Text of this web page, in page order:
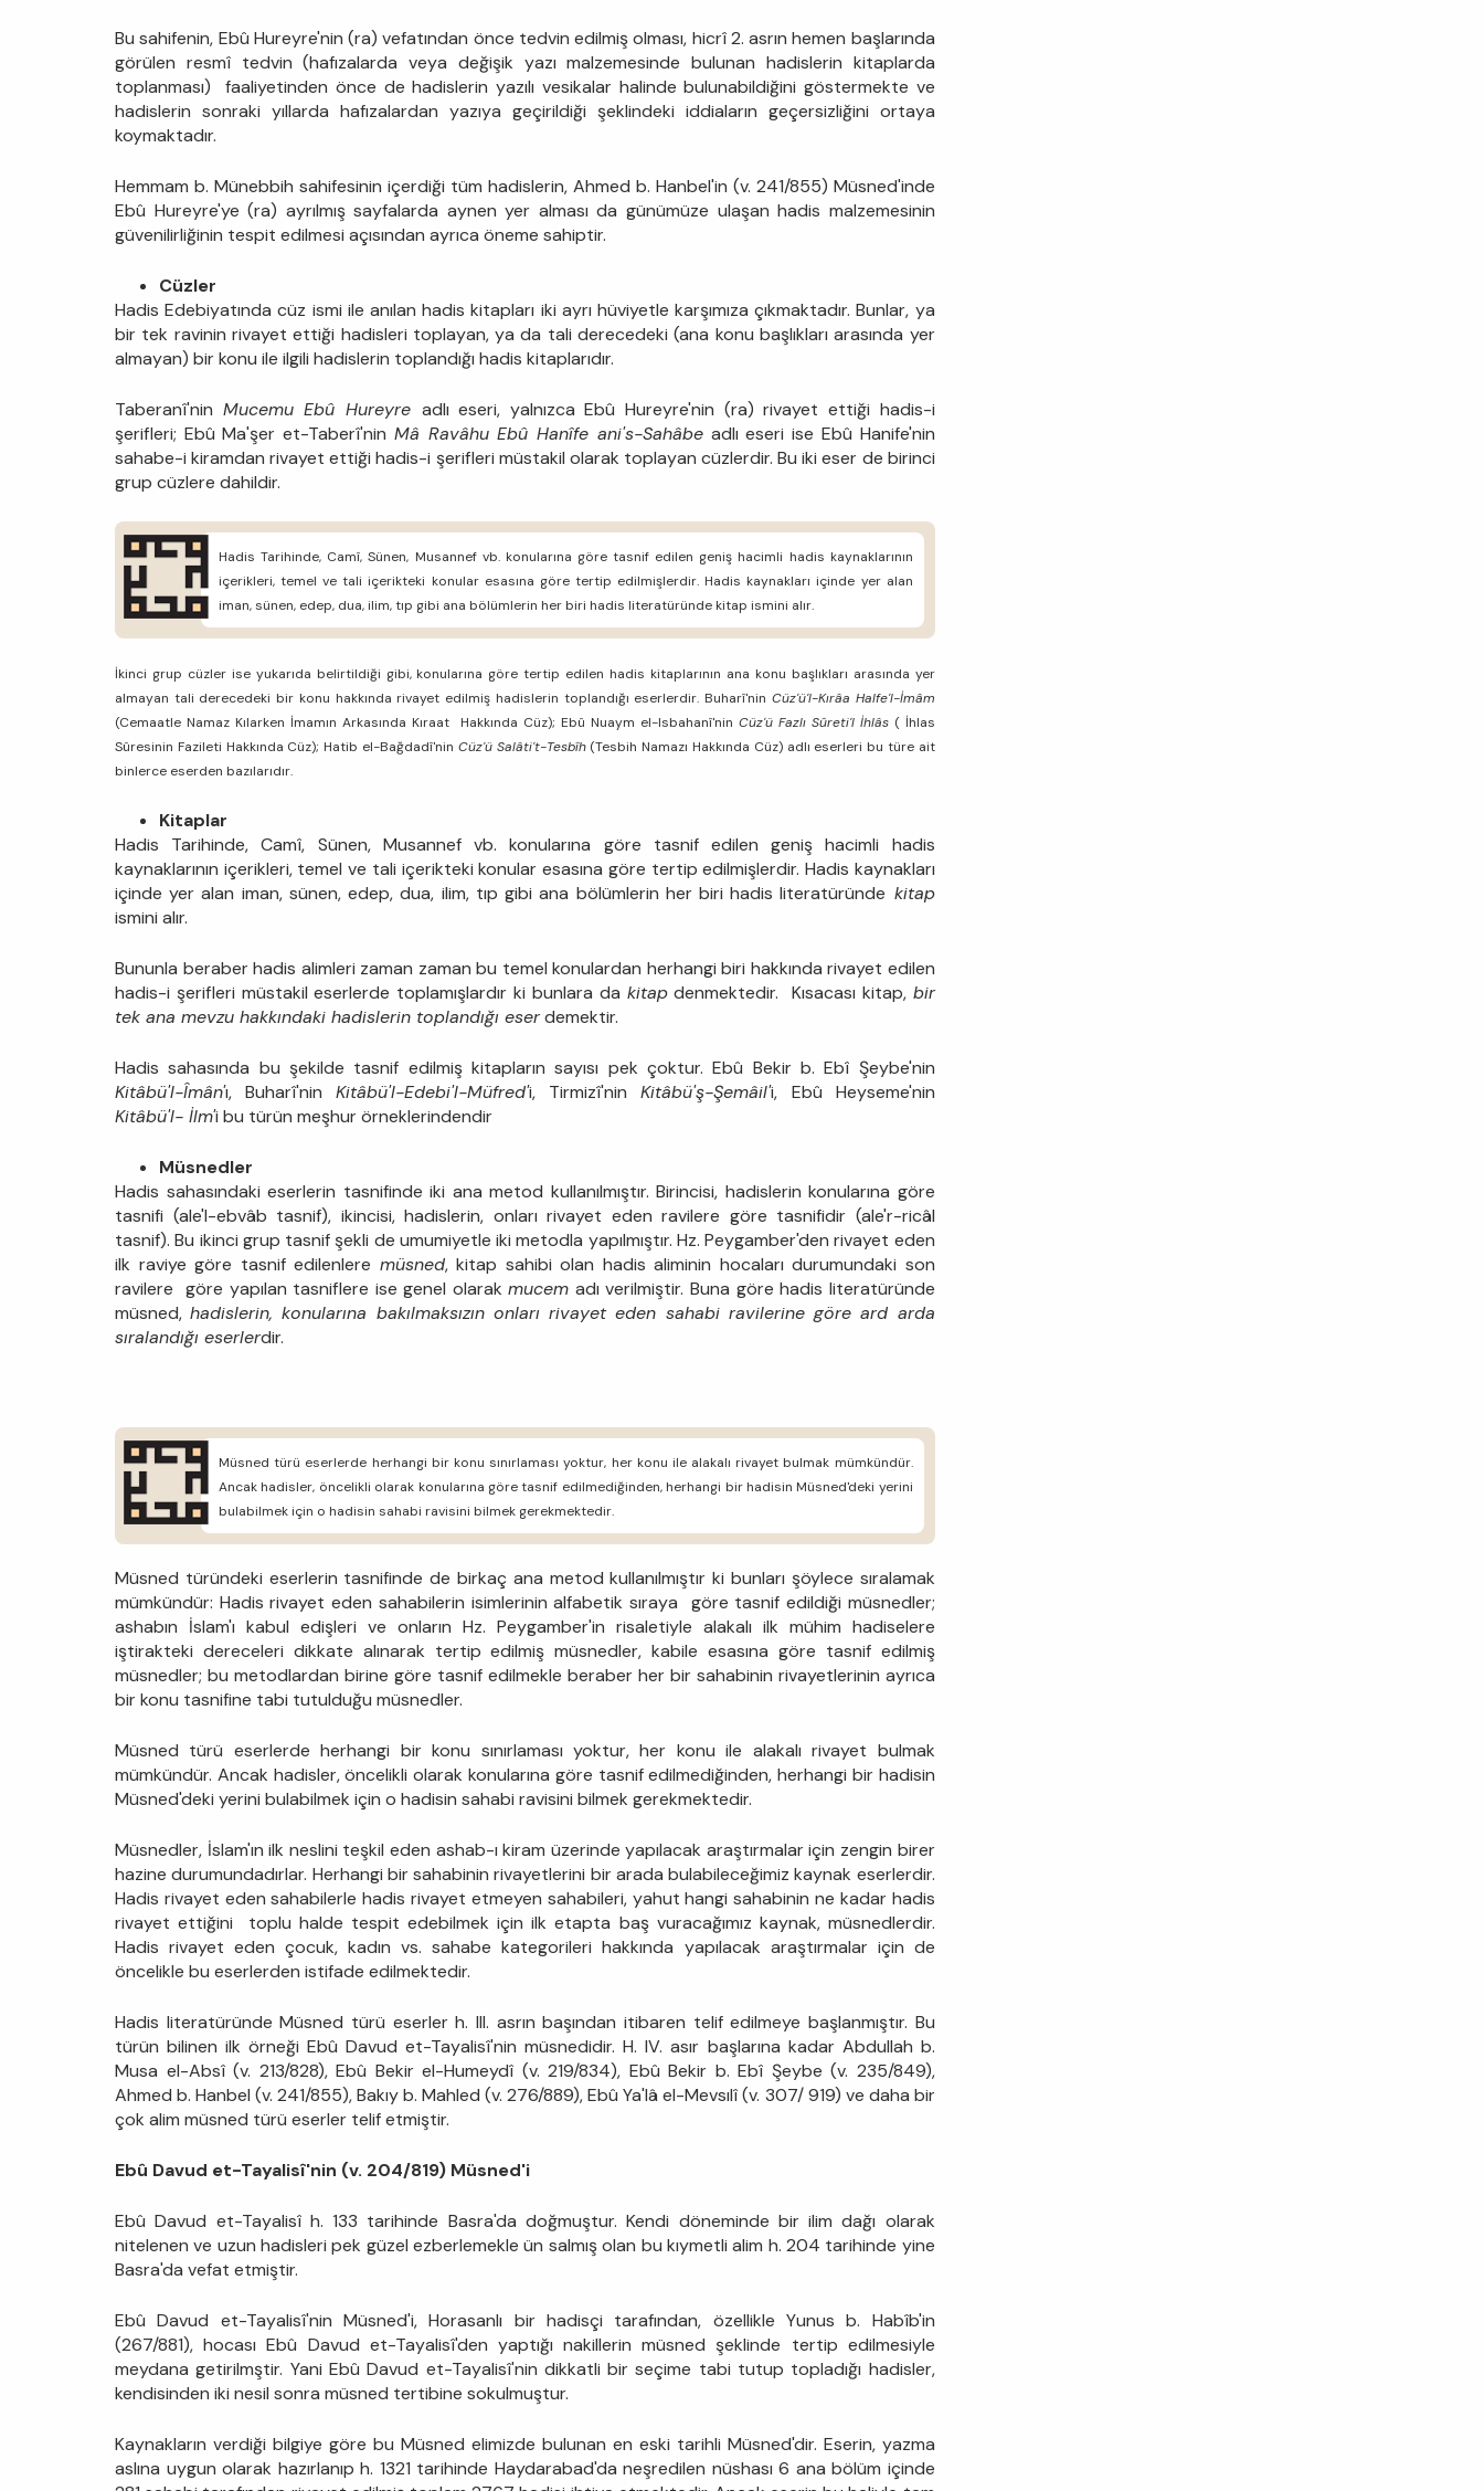
Bu sahifenin, Ebû Hureyre'nin (ra) vefatından önce tedvin edilmiş olması, hicrî 2. asrın hemen başlarında
görülen resmî tedvin (hafızalarda veya değişik yazı malzemesinde bulunan hadislerin kitaplarda
toplanması) faaliyetinden önce de hadislerin yazılı vesikalar halinde bulunabildiğini göstermekte ve
hadislerin sonraki yıllarda hafızalardan yazıya geçirildiği şeklindeki iddiaların geçersizliğini ortaya
koymaktadır.
Hemmam b. Münebbih sahifesinin içerdiği tüm hadislerin, Ahmed b. Hanbel'in (v. 241/855) Müsned'inde
Ebû Hureyre'ye (ra) ayrılmış sayfalarda aynen yer alması da günümüze ulaşan hadis malzemesinin
güvenilirliğinin tespit edilmesi açısından ayrıca öneme sahiptir.
Cüzler
Hadis Edebiyatında cüz ismi ile anılan hadis kitapları iki ayrı hüviyetle karşımıza çıkmaktadır. Bunlar, ya
bir tek ravinin rivayet ettiği hadisleri toplayan, ya da tali derecedeki (ana konu başlıkları arasında yer
almayan) bir konu ile ilgili hadislerin toplandığı hadis kitaplarıdır.
Taberanî'nin Mucemu Ebû Hureyre adlı eseri, yalnızca Ebû Hureyre'nin (ra) rivayet ettiği hadis-i
şerifleri; Ebû Ma'şer et-Taberî'nin Mâ Ravâhu Ebû Hanîfe ani's-Sahâbeadlı eseri ise Ebû Hanife'nin
sahabe-i kiramdan rivayet ettiği hadis-i şerifleri müstakil olarak toplayan cüzlerdir. Bu iki eser de birinci
grup cüzlere dahildir.
Hadis Tarihinde, Camî, Sünen, Musannef vb. konularına göre tasnif edilen geniş hacimli hadis kaynaklarının
içerikleri, temel ve tali içerikteki konular esasına göre tertip edilmişlerdir. Hadis kaynakları içinde yer alan
iman, sünen, edep, dua, ilim, tıp gibi ana bölümlerin her biri hadis literatüründe kitap ismini alır.
İkinci grup cüzler ise yukarıda belirtildiği gibi, konularına göre tertip edilen hadis kitaplarının ana konu başlıkları arasında yer
almayan tali derecedeki bir konu hakkında rivayet edilmiş hadislerin toplandığı eserlerdir. Buharî'nin Cüz'ü'l-Kırâa Halfe'l-İmâm
(Cemaatle Namaz Kılarken İmamın Arkasında Kıraat Hakkında Cüz); Ebû Nuaym el-Isbahanî'nin Cüz'ü Fazlı Sûreti'l İhlâs ( İhlas
Sûresinin Fazileti Hakkında Cüz); Hatib el-Bağdadî'nin Cüz'ü Salâti't-Tesbîh (Tesbih Namazı Hakkında Cüz) adlı eserleri bu türe ait
binlerce eserden bazılarıdır.
Kitaplar
Hadis Tarihinde, Camî, Sünen, Musannef vb. konularına göre tasnif edilen geniş hacimli hadis
kaynaklarının içerikleri, temel ve tali içerikteki konular esasına göre tertip edilmişlerdir. Hadis kaynakları
içinde yer alan iman, sünen, edep, dua, ilim, tıp gibi ana bölümlerin her biri hadis literatüründe kitap
ismini alır.
Bununla beraber hadis alimleri zaman zaman bu temel konulardan herhangi biri hakkında rivayet edilen
hadis-i şerifleri müstakil eserlerde toplamışlardır ki bunlara da kitapdenmektedir. Kısacası kitap, bir
tek ana mevzu hakkındaki hadislerin toplandığı eserdemektir.
Hadis sahasında bu şekilde tasnif edilmiş kitapların sayısı pek çoktur. Ebû Bekir b. Ebî Şeybe'nin
Kitâbü'l-Îmân'ı, Buharî'ninKitâbü'l-Edebi'l-Müfred'i, Tirmizî'ninKitâbü'ş-Şemâil'i, Ebû Heyseme'nin
Kitâbü'l- İlm'i bu türün meşhur örneklerindendir
Müsnedler
Hadis sahasındaki eserlerin tasnifinde iki ana metod kullanılmıştır. Birincisi, hadislerin konularına göre
tasnifi (ale'l-ebvâb tasnif), ikincisi, hadislerin, onları rivayet eden ravilere göre tasnifidir (ale'r-ricâl
tasnif). Bu ikinci grup tasnif şekli de umumiyetle iki metodla yapılmıştır. Hz. Peygamber'den rivayet eden
ilk raviye göre tasnif edilenlere müsned, kitap sahibi olan hadis aliminin hocaları durumundaki son
ravilere göre yapılan tasniflere ise genel olarakmucem adı verilmiştir. Buna göre hadis literatüründe
müsned,hadislerin, konularına bakılmaksızın onları rivayet eden sahabi ravilerine göre ard arda
sıralandığı eserlerdir.
Müsned türü eserlerde herhangi bir konu sınırlaması yoktur, her konu ile alakalı rivayet bulmak mümkündür.
Ancak hadisler, öncelikli olarak konularına göre tasnif edilmediğinden, herhangi bir hadisin Müsned'deki yerini
bulabilmek için o hadisin sahabi ravisini bilmek gerekmektedir.
Müsned türündeki eserlerin tasnifinde de birkaç ana metod kullanılmıştır ki bunları şöylece sıralamak
mümkündür: Hadis rivayet eden sahabilerin isimlerinin alfabetik sıraya göre tasnif edildiği müsnedler;
ashabın İslam'ı kabul edişleri ve onların Hz. Peygamber'in risaletiyle alakalı ilk mühim hadiselere
iştirakteki dereceleri dikkate alınarak tertip edilmiş müsnedler, kabile esasına göre tasnif edilmiş
müsnedler; bu metodlardan birine göre tasnif edilmekle beraber her bir sahabinin rivayetlerinin ayrıca
bir konu tasnifine tabi tutulduğu müsnedler.
Müsned türü eserlerde herhangi bir konu sınırlaması yoktur, her konu ile alakalı rivayet bulmak
mümkündür. Ancak hadisler, öncelikli olarak konularına göre tasnif edilmediğinden, herhangi bir hadisin
Müsned'deki yerini bulabilmek için o hadisin sahabi ravisini bilmek gerekmektedir.
Müsnedler, İslam'ın ilk neslini teşkil eden ashab-ı kiram üzerinde yapılacak araştırmalar için zengin birer
hazine durumundadırlar. Herhangi bir sahabinin rivayetlerini bir arada bulabileceğimiz kaynak eserlerdir.
Hadis rivayet eden sahabilerle hadis rivayet etmeyen sahabileri, yahut hangi sahabinin ne kadar hadis
rivayet ettiğini toplu halde tespit edebilmek için ilk etapta baş vuracağımız kaynak, müsnedlerdir.
Hadis rivayet eden çocuk, kadın vs. sahabe kategorileri hakkında yapılacak araştırmalar için de
öncelikle bu eserlerden istifade edilmektedir.
Hadis literatüründe Müsned türü eserler h. III. asrın başından itibaren telif edilmeye başlanmıştır. Bu
türün bilinen ilk örneği Ebû Davud et-Tayalisî'nin müsnedidir. H. IV. asır başlarına kadar Abdullah b.
Musa el-Absî (v. 213/828), Ebû Bekir el-Humeydî (v. 219/834), Ebû Bekir b. Ebî Şeybe (v. 235/849),
Ahmed b. Hanbel (v. 241/855), Bakıy b. Mahled (v. 276/889), Ebû Ya'lâ el-Mevsılî (v. 307/ 919) ve daha bir
çok alim müsned türü eserler telif etmiştir.
Ebû Davud et-Tayalisî'nin (v. 204/819) Müsned'i
Ebû Davud et-Tayalisî h. 133 tarihinde Basra'da doğmuştur. Kendi döneminde bir ilim dağı olarak
nitelenen ve uzun hadisleri pek güzel ezberlemekle ün salmış olan bu kıymetli alim h. 204 tarihinde yine
Basra'da vefat etmiştir.
Ebû Davud et-Tayalisî'nin Müsned'i, Horasanlı bir hadisçi tarafından, özellikle Yunus b. Habîb'in
(267/881), hocası Ebû Davud et-Tayalisî'den yaptığı nakillerin müsned şeklinde tertip edilmesiyle
meydana getirilmştir. Yani Ebû Davud et-Tayalisî'nin dikkatli bir seçime tabi tutup topladığı hadisler,
kendisinden iki nesil sonra müsned tertibine sokulmuştur.
Kaynakların verdiği bilgiye göre bu Müsned elimizde bulunan en eski tarihli Müsned'dir. Eserin, yazma
aslına uygun olarak hazırlanıp h. 1321 tarihinde Haydarabad'da neşredilen nüshası 6 ana bölüm içinde